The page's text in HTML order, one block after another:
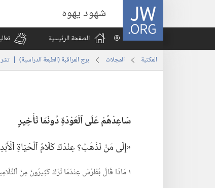
JW.ORG شهود يهوه
الصفحة الرئيسية
المكتبة المجلات برج المراقبة (‏الطبعة الدراسية)‏ | ‏‎تشرين٢/نوفمبر‏ ‏‎٢٠٠٨‏
سَاعِدْهُمْ عَلَى ٱلْعَوْدَةِ دُونَمَا تَأْخِيرٍ
‏«إِلَى مَنْ نَذْهَبُ؟‏ عِنْدَكَ كَلَامُ ٱلْحَيَاةِ
١ مَاذَا قَالَ بُطْرُسُ عِنْدَمَا تَرَكَ كَثِيرُونَ مِنَ ٱلتَّلَامِيذِ يَسُوعَ؟‏